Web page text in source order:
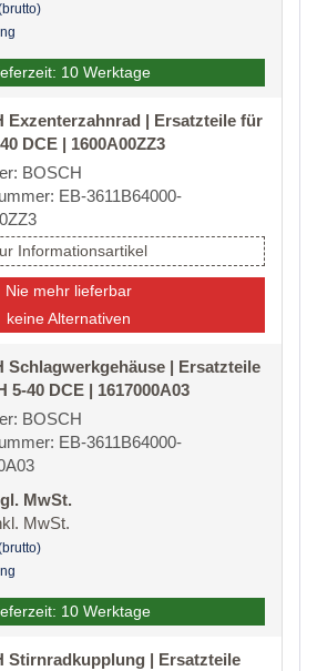
10 Werktage
Exzenterzahnrad | Ersatzteile für
DCE | 1600A00ZZ3
BOSCH
EB-3611B64000-
Informationsartikel
Nie mehr lieferbar
keine Alternativen
Schlagwerkgehäuse | Ersatzteile
5-40 DCE | 1617000A03
BOSCH
EB-3611B64000-
MwSt.
MwSt.
10 Werktage
Stirnradkupplung | Ersatzteile